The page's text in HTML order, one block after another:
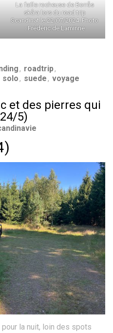
La faille rocheuse de Borrås
skåra lors du road trip
Scandinat le 22/07/2024. Photo
: Frédéric de Laminne
, roadtrip,
solo, suede, voyage
et des pierres qui
5)
la nuit, loin des spots